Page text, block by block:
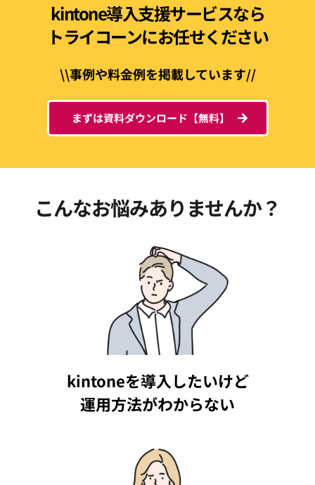
kintone導入支援サービスなら
トライコーンにお任せください
\\事例や料金例を掲載しています//
まずは資料ダウンロード【無料】
こんなお悩みありませんか？
kintoneを導入したいけど
運用方法がわからない